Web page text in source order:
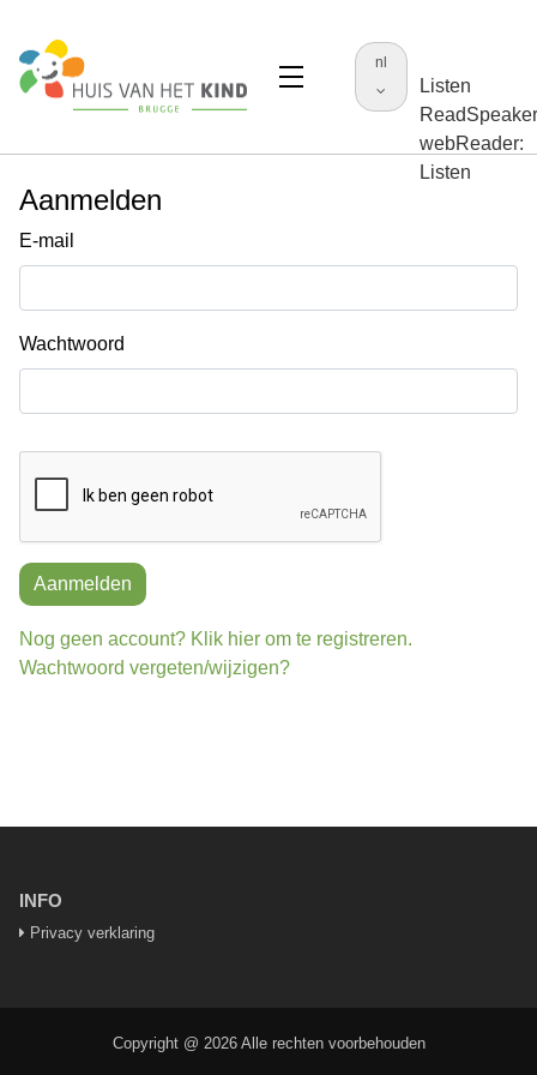
nl
Listen
ReadSpeaker
webReader:
Listen
Aanmelden
E-mail
Wachtwoord
Aanmelden
Nog geen account? Klik hier om te registreren.
Wachtwoord vergeten/wijzigen?
INFO
Privacy verklaring
Copyright @ 2026 Alle rechten voorbehouden